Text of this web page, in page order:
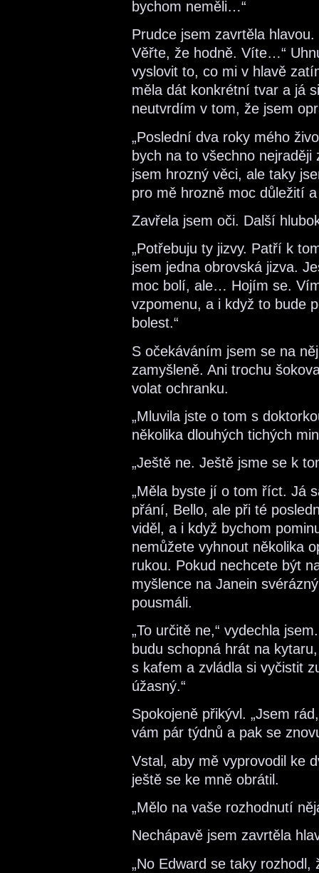
bychom neměli…“
Prudce jsem zavrtěla
Věřte, že hodně. Víte…“
vyslovit to, co mi v hlavě
měla dát konkrétní tvar a já
neutvrdím v tom, že jsem
„Poslední dva roky mého
bych na to všechno
jsem hrozný věci, ale taky
pro mě hrozně moc důležití
Zavřela jsem oči. Další
„Potřebuju ty jizvy. Patří k
jsem jedna obrovská jizva.
moc bolí, ale… Hojím se.
vzpomenu, a i když to bude
bolest.“
S očekáváním jsem se na
zamyšleně. Ani trochu
volat ochranku.
„Mluvila jste o tom s
několika dlouhých tichých
„Ještě ne. Ještě jsme se k
„Měla byste jí o tom říct. Já
přání, Bello, ale při té
viděl, a i když bychom
nemůžete vyhnout několika
rukou. Pokud nechcete být
myšlence na Janein
pousmáli.
„To určitě ne,“ vydechla
budu schopná hrát na
s kafem a zvládla si vyčistit
úžasný.“
Spokojeně přikývl. „Jsem
vám pár týdnů a pak se
Vstal, aby mě vyprovodil ke
ještě se ke mně obrátil.
„Mělo na vaše rozhodnutí
Nechápavě jsem zavrtěla
„No Edward se taky